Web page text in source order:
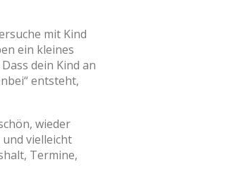
mit Kind
ein kleines
dein Kind an
entsteht,
wieder
vielleicht
Termine,